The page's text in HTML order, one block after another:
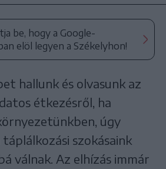
be, hogy a Google-
elöl legyen a Székelyhon!
hallunk és olvasunk az
étkezésről, ha
úgy
szokásaink
válnak. Az elhízás immár